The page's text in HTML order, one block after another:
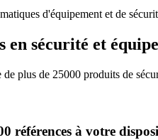
d'équipement et de
en sécurité et
plus de 25000 produits de
références à votre